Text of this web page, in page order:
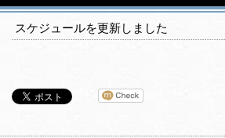
スケジュールを更新しました